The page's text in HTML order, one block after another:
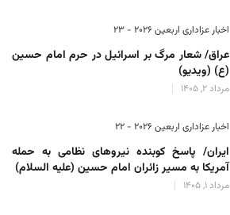
اخبار عزاداری اربعین ۲۰۲۶ - 23
عراق/ شعار مرگ بر اسرائیل در حرم امام حسین
(ع) (ویدیو)
مرداد 2, 1405
اخبار عزاداری اربعین ۲۰۲۶ - 22
ایران/ پاسخ کوبنده نیروهای نظامی به حمله
آمریکا به مسیر زائران امام حسین (علیه السلام)
مرداد 1, 1405